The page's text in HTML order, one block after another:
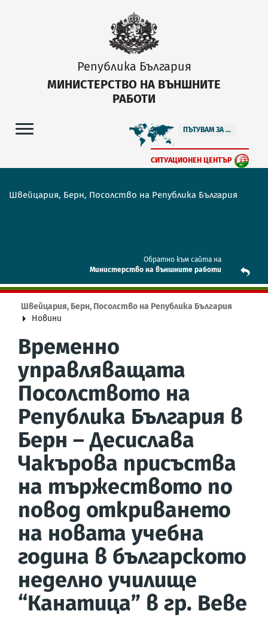
Република България
МИНИСТЕРСТВО НА ВЪНШНИТЕ
РАБОТИ
ПЪТУВАМ ЗА ...
СИТУАЦИОНЕН ЦЕНТЪР
Швейцария, Берн, Посолство на Република България
Обратно към сайта на
Mинистерство на външните работи
Швейцария, Берн, Посолство на Република България
Новини
Временно
управляващата
Посолството на
Република България в
Берн – Десислава
Чакърова присъства
на тържеството по
повод откриването
на новата учебна
година в българското
неделно училище
“Канатица” в гр. Веве